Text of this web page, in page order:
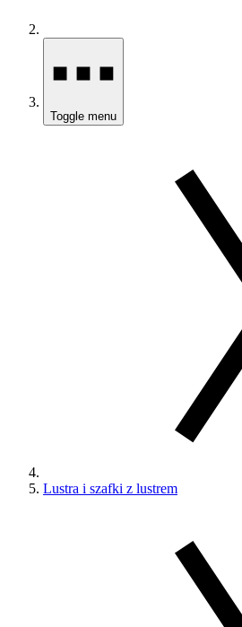
Toggle menu
Lustra i szafki z lustrem